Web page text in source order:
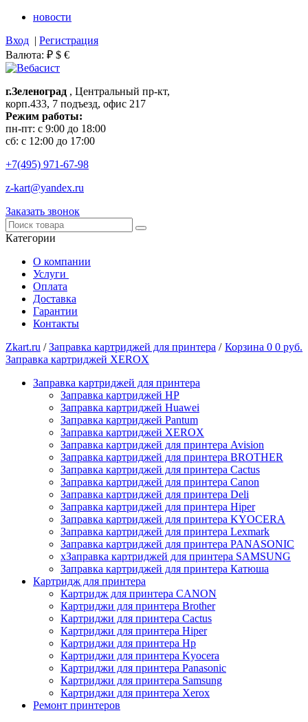
новости
Вход | Регистрация
Валюта: ₽ $ €
г.Зеленоград , Центральный пр-кт,
корп.433, 7 подъезд, офис 217
Режим работы:
пн-пт: с 9:00 до 18:00
сб: с 12:00 до 17:00
+7(495) 971-67-98
z-kart@yandex.ru
Заказать звонок
Категории
О компании
Услуги
Оплата
Доставка
Гарантии
Контакты
Корзина 0 0 руб.
Zkart.ru /Заправка картриджей для принтера /
Заправка картриджей XEROX
Заправка картриджей для принтера
Заправка картриджей HP
Заправка картриджей Huawei
Заправка картриджей Pantum
Заправка картриджей XEROX
Заправка картриджей для принтера Avision
Заправка картриджей для принтера BROTHER
Заправка картриджей для принтера Cactus
Заправка картриджей для принтера Canon
Заправка картриджей для принтера Deli
Заправка картриджей для принтера Hiper
Заправка картриджей для принтера KYOCERA
Заправка картриджей для принтера Lexmark
Заправка картриджей для принтера PANASONIC
xЗаправка картриджей для принтера SAMSUNG
Заправка картриджей для принтера Катюша
Картридж для принтера
Картридж для принтера CANON
Картриджи для принтера Brother
Картриджи для принтера Cactus
Картриджи для принтера Hiper
Картриджи для принтера Hp
Картриджи для принтера Kyocera
Картриджи для принтера Panasonic
Картриджи для принтера Samsung
Картриджи для принтера Xerox
Ремонт принтеров